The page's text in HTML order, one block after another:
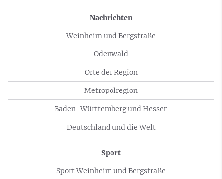
Nachrichten
Weinheim und Bergstraße
Odenwald
Orte der Region
Metropolregion
Baden-Württemberg und Hessen
Deutschland und die Welt
Sport
Sport Weinheim und Bergstraße